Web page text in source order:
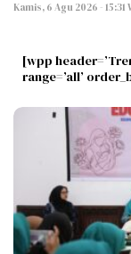
Kamis, 6 Agu 2026 - 15:31
[wpp
range=’all’